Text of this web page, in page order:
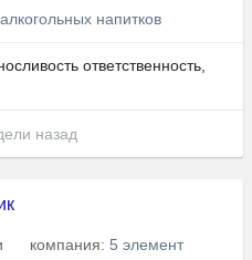
напитков
ответственность,
назад
компания: 5 элемент